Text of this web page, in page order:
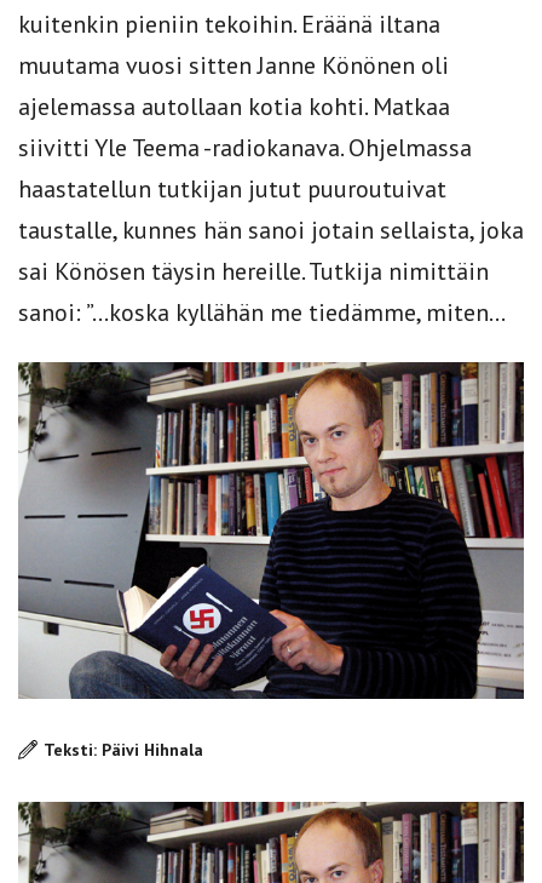
kuitenkin pieniin tekoihin. Eräänä iltana
muutama vuosi sitten Janne Könönen oli
ajelemassa autollaan kotia kohti. Matkaa
siivitti Yle Teema -radiokanava. Ohjelmassa
haastatellun tutkijan jutut puuroutuivat
taustalle, kunnes hän sanoi jotain sellaista, joka
sai Könösen täysin hereille. Tutkija nimittäin
sanoi: ”…koska kyllähän me tiedämme, miten...
Teksti: Päivi Hihnala